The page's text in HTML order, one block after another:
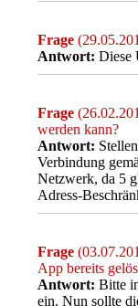
Frage
Antwort: Diese
Frage
werden kann?
Antwort:
Verbindung
Netzwerk, da 5
Adress-
Frage
App bereits
Antwort: Bitte
ein. Nun sollte